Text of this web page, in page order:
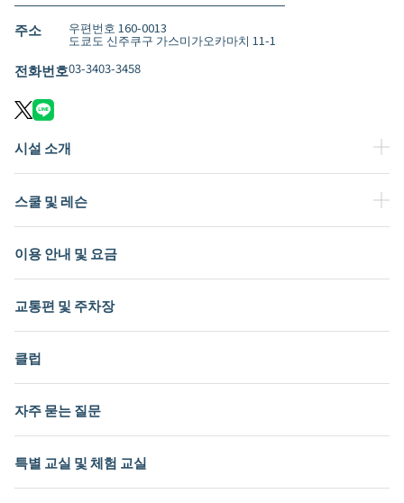
주소 우편번호 160-0013
도쿄도 신주쿠구 가스미가오카마치 11-1
전화번호03-3403-3458
시설 소개
스쿨 및 레슨
이용 안내 및 요금
교통편 및 주차장
클럽
자주 묻는 질문
특별 교실 및 체험 교실